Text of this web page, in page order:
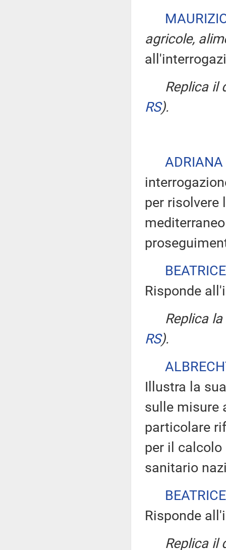
agricole,
Replica il
RS).
per risolvere
Risponde
Replica
RS).
Illustra la
sulle misure
particolare
per il calcolo
sanitario
Risponde
Replica il